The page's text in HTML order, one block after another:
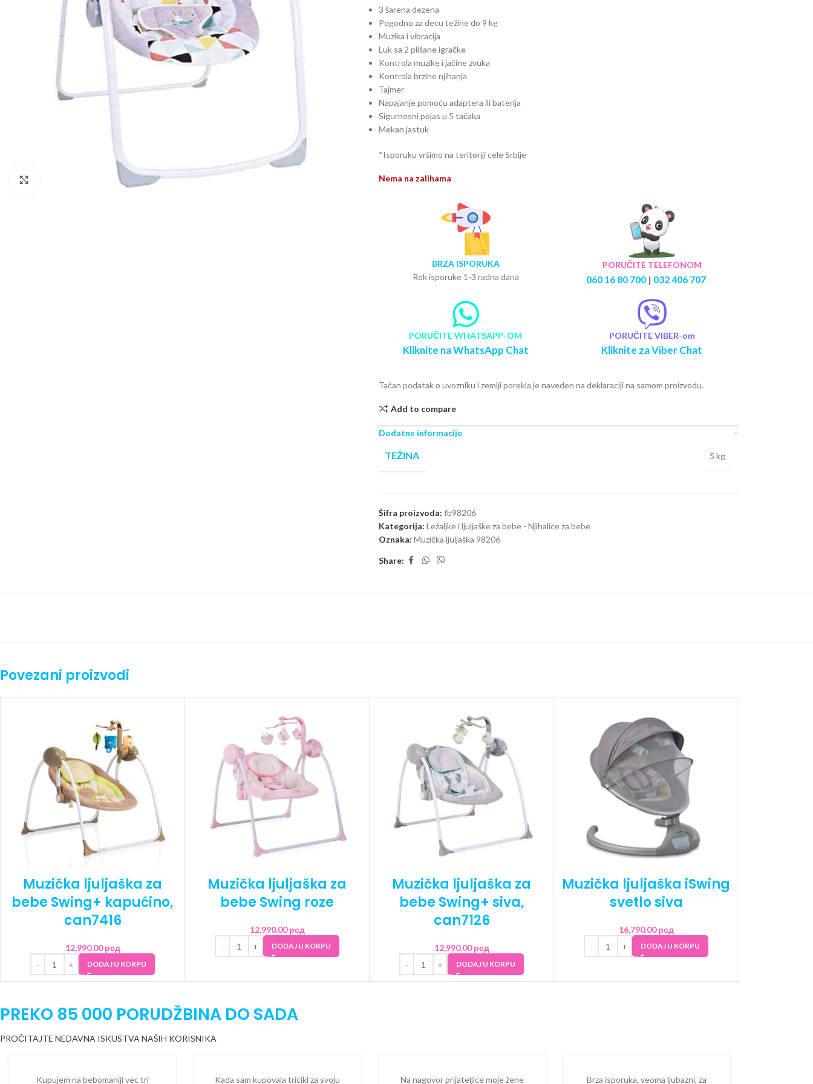
3 šarena dezena
Pogodno za decu težine do 9 kg
Muzika i vibracija
Luk sa 2 plišane igračke
Kontrola muzike i jačine zvuka
Kontrola brzine njihanja
Tajmer
Napajanje pomoću adaptera ili baterija
Sigurnosni pojas u 5 tačaka
Mekan jastuk
*Isporuku vršimo na teritoriji cele Srbije
Nema na zalihama
BRZA ISPORUKA
Rok isporuke 1-3 radna dana
PORUČITE TELEFONOM
060 16 80 700| 032 406 707
PORUČITE WHATSAPP-OM
Kliknite na WhatsApp Chat
PORUČITE VIBER-om
Kliknite za Viber Chat
Tačan podatak o uvozniku i zemlji porekla je naveden na deklaraciji na samom proizvodu.
Add to compare
Dodatne informacije
TEŽINA 5 kg
Šifra proizvoda: fb98206
Kategorija: Ležaljke i ljuljaške za bebe - Njihalice za bebe
Oznaka: Muzička ljuljaška 98206
Share:
Povezani proizvodi
Muzička ljuljaška za
bebe Swing+ kapućino,
can7416
12,990.00рсд
DODAJ U KORPU
Muzička ljuljaška za
bebe Swing roze
12,990.00рсд
DODAJ U KORPU
Muzička ljuljaška za
bebe Swing+ siva,
can7126
12,990.00рсд
DODAJ U KORPU
Muzička ljuljaška iSwing
svetlo siva
16,790.00рсд
DODAJ U KORPU
PREKO 85 000 PORUDŽBINA DO SADA
PROČITAJTE NEDAVNA ISKUSTVA NAŠIH KORISNIKA
Kupujem na bebomaniji vec tri
Kada sam kupovala tricikl za svoju
Na nagovor prijateljice moje žene
Brza isporuka, veoma ljubazni, za